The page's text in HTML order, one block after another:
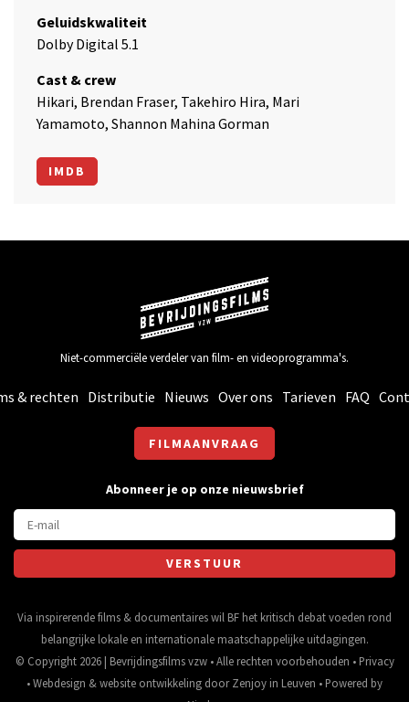
Geluidskwaliteit
Dolby Digital 5.1
Cast & crew
Hikari, Brendan Fraser, Takehiro Hira, Mari
Yamamoto, Shannon Mahina Gorman
IMDB
Niet-commerciële verdeler van film- en videoprogramma's.
& rechten Distributie Nieuws Over ons Tarieven FAQ
FILMAANVRAAG
Abonneer je op onze nieuwsbrief
Via inspirerende films & documentaires wil BF het kritisch debat voeden rond
belangrijke lokale en internationale maatschappelijke uitdagingen.
© Copyright 2026 | Bevrijdingsfilms vzw • Alle rechten voorbehouden • Privacy
•Webdesign &website ontwikkeling doorZenjoy in Leuven • Powered by